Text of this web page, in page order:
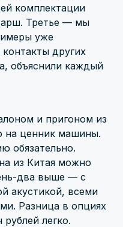
комплектации
Третье — мы
уже
других
объяснили каждый
и пригоном из
на ценник машины.
обязательно.
из Китая можно
два выше — с
акустикой, всеми
Разница в опциях
легко.